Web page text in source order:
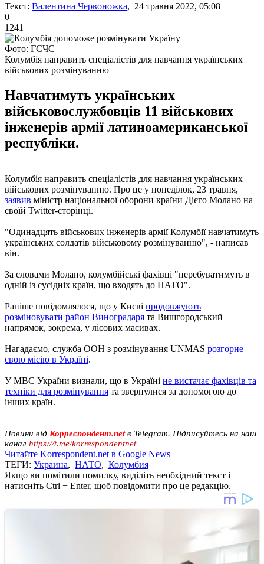
Текст: Валентина Червоножка, 24 травня 2022, 05:08
0
1241
Фото: ГСЧС
Колумбія направить спеціалістів для навчання українських
військових розмінуванню
Навчатимуть українських
військовослужбовців 11 військових
інженерів армії латиноамериканської
республіки.
Колумбія направить спеціалістів для навчання українських
військових розмінуванню. Про це у понеділок, 23 травня,
заявив міністр національної оборони країни Дієго Молано на
своїй Twitter-сторінці.
"Одинадцять військових інженерів армії Колумбії навчатимуть
українських солдатів військовому розмінуванню", - написав
він.
За словами Молано, колумбійські фахівці "перебуватимуть в
одній із сусідніх країн, що входять до НАТО".
Раніше повідомлялося, що у Києві продовжують
розміновувати район Виноградаря та Вишгородський
напрямок, зокрема, у лісових масивах.
Нагадаємо, служба ООН з розмінування UNMAS розгорне
свою місію в Україні.
У МВС України визнали, що в Україні не вистачає фахівців та
техніки для розмінування та звернулися за допомогою до
інших країн.
Новини від Корреспондент.netв Telegram. Підписуйтесь на наш
канал https://t.me/korrespondentnet
Читайте Korrespondent.net в Google News
ТЕГИ: Украина, НАТО, Колумбия
Якщо ви помітили помилку, виділіть необхідний текст і
натисніть Ctrl + Enter, щоб повідомити про це редакцію.